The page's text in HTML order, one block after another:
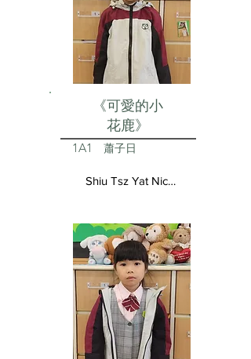
《可愛的小
花鹿》
1A1 蕭子日
Shiu Tsz Yat Nicolas